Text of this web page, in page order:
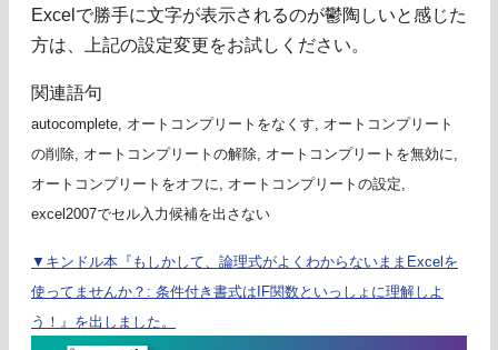
Excelで勝手に文字が表示されるのが鬱陶しいと感じた
方は、上記の設定変更をお試しください。
関連語句
autocomplete, オートコンプリートをなくす, オートコンプリート
の削除, オートコンプリートの解除, オートコンプリートを無効に,
オートコンプリートをオフに, オートコンプリートの設定,
excel2007でセル入力候補を出さない
▼キンドル本『もしかして、論理式がよくわからないままExcelを
使ってませんか？: 条件付き書式はIF関数といっしょに理解しよ
う！』を出しました。